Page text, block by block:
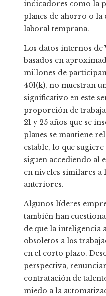
indicadores como la
planes de ahorro o la
laboral temprana.
Los datos internos de
basados en
millones de
401(k), no muestran
significativo en este
proporción de
21 y 25 años que se
planes se mantiene
estable, lo que
siguen accediendo al
en niveles similares a
anteriores.
Algunos líderes
también han
de que la inteligencia
obsoletos a los
en el corto plazo.
perspectiva,
contratación de
miedo a la